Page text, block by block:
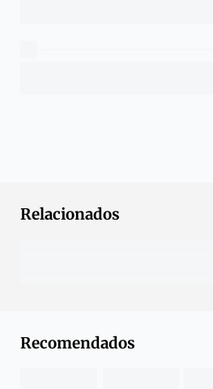
Relacionados
Recomendados